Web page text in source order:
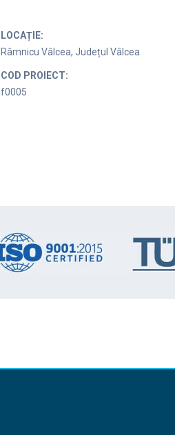
LOCAȚIE:
Râmnicu Vâlcea, Județul Vâlcea
COD PROIECT:
f0005